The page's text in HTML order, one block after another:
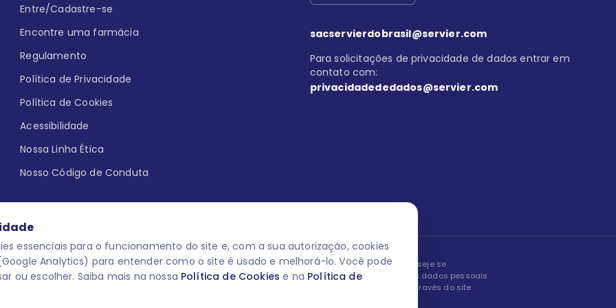
essenciais para o funcionamento do site e, com a sua autorização, cookies
Analytics) para entender como o site é usado e melhorá-lo. Você pode
ou escolher. Saiba mais na nossa Política de Cookies e na Política de
Entre/Cadastre-se
Encontre uma farmácia
Regulamento
Política de Privacidade
Política de Cookies
Acessibilidade
Nossa Linha Ética
Nosso Código de Conduta
sacservierdobrasil@servier.com
Para solicitações de privacidade de dados entrar em
contato com:
privacidadededados@servier.com
aqui uma reação adversa com
para o público leigo e para os
medicamentos. M-AS ONE-
O laboratório Servier do Brasil respeita os seus dados! Caso deseje se
descredenciar do Programa e apagar, editar ou corrigir os seus dados pessoais
você pode fazê-lo a qualquer momento entrando em contato através do site